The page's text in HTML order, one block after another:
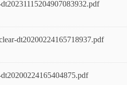
dt20200224165718937.pdf